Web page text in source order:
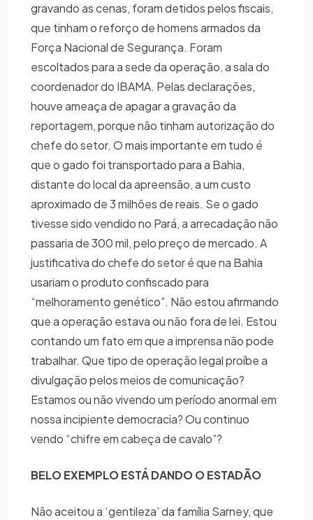
gravando as cenas, foram detidos pelos fiscais,
que tinham o reforço de homens armados da
Força Nacional de Segurança. Foram
escoltados para a sede da operação, a sala do
coordenador do IBAMA. Pelas declarações,
houve ameaça de apagar a gravação da
reportagem, porque não tinham autorização do
chefe do setor. O mais importante em tudo é
que o gado foi transportado para a Bahia,
distante do local da apreensão, a um custo
aproximado de 3 milhões de reais. Se o gado
tivesse sido vendido no Pará, a arrecadação não
passaria de 300 mil, pelo preço de mercado. A
justificativa do chefe do setor é que na Bahia
usariam o produto confiscado para
“melhoramento genético”. Não estou afirmando
que a operação estava ou não fora de lei. Estou
contando um fato em que a imprensa não pode
trabalhar. Que tipo de operação legal proíbe a
divulgação pelos meios de comunicação?
Estamos ou não vivendo um período anormal em
nossa incipiente democracia? Ou continuo
vendo “chifre em cabeça de cavalo”?
BELO EXEMPLO ESTÁ DANDO O ESTADÃO
Não aceitou a ‘gentileza’ da família Sarney, que